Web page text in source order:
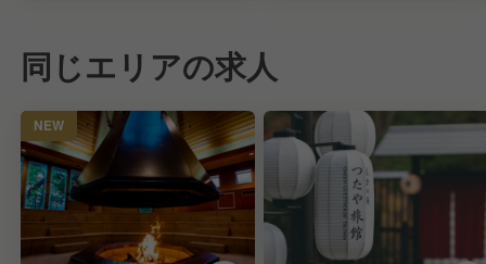
同じエリアの求人
NEW